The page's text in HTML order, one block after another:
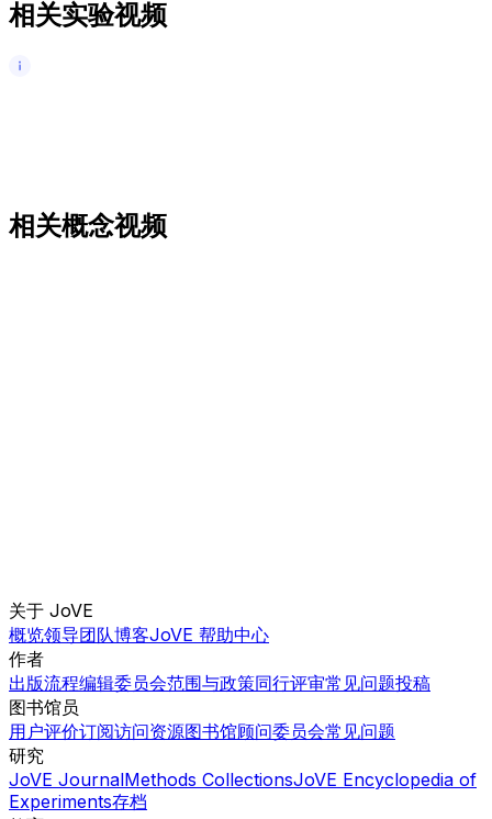
相关实验视频
相关概念视频
关于 JoVE
概览领导团队博客JoVE 帮助中心
作者
出版流程编辑委员会范围与政策同行评审常见问题投稿
图书馆员
用户评价订阅访问资源图书馆顾问委员会常见问题
研究
JoVE JournalMethods CollectionsJoVE Encyclopedia of
Experiments存档